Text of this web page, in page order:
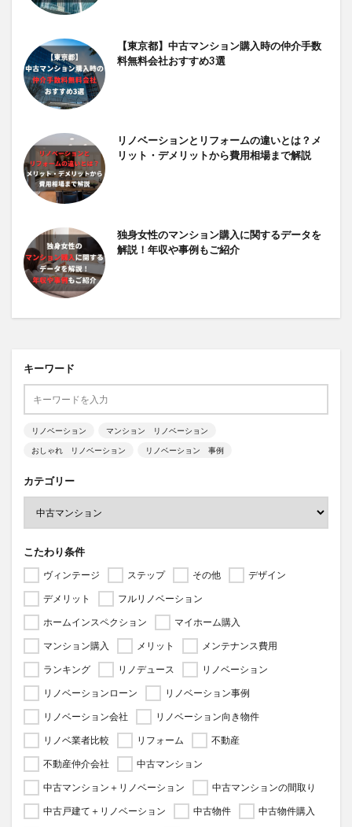
【東京都】中古マンション購入時の仲介手数
料無料会社おすすめ3選
リノベーションとリフォームの違いとは？メ
リット・デメリットから費用相場まで解説
独身女性のマンション購入に関するデータを
解説！年収や事例もご紹介
キーワード
リノベーション マンション リノベーション
おしゃれ リノベーション リノベーション 事例
カテゴリー
こたわり条件
ヴィンテージ ステップ その他
デザイン
デメリット
フルリノベーション
ホームインスペクション
マイホーム購入
マンション購入
メリット
メンテナンス費用
ランキング
リノデュース
リノベーション
リノベーションローン
リノベーション事例
リノベーション会社
リノベーション向き物件
リノベ業者比較
リフォーム
不動産
不動産仲介会社
中古マンション
中古マンション＋リノベーション
中古マンションの間取り
中古戸建て＋リノベーション
中古物件
中古物件購入